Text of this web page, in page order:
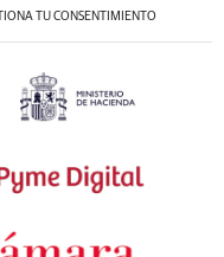
TU CONSENTIMIENTO